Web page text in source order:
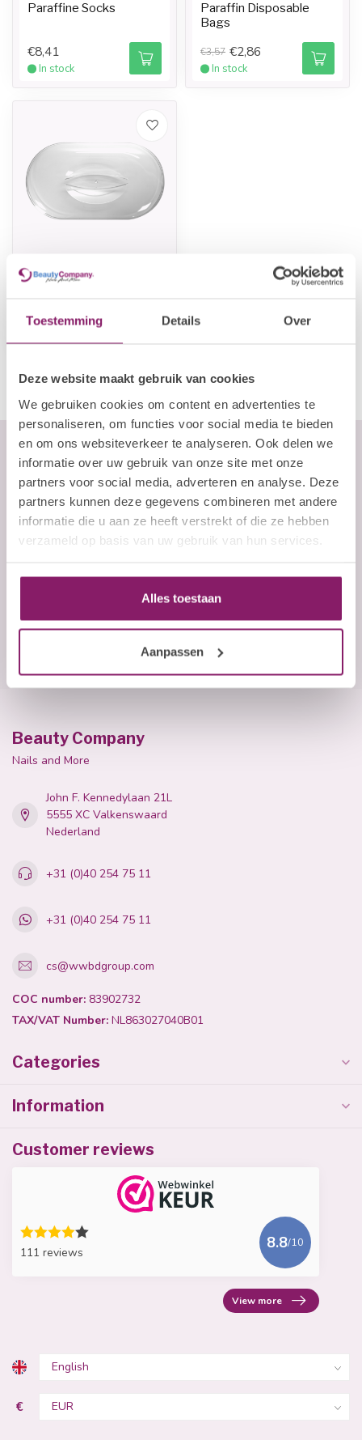
Toestemming Details Over
Deze website maakt gebruik van cookies
We gebruiken cookies om content en advertenties te
personaliseren, om functies voor social media te bieden
en om ons websiteverkeer te analyseren. Ook delen we
informatie over uw gebruik van onze site met onze
partners voor social media, adverteren en analyse. Deze
partners kunnen deze gegevens combineren met andere
informatie die u aan ze heeft verstrekt of die ze hebben
verzameld op basis van uw gebruik van hun services.
Alles toestaan
Aanpassen
Paraffine Socks
€8,41
In stock
Paraffin Disposable
Bags
€3,57 €2,86
In stock
BEAUTY COMPANY
€7,20
Abonneer je op onze nieuwsbrief
Blijf op de hoogte over onze laatste acties
E-mailadres
Abonneer
Beauty Company
Nails and More
John F. Kennedylaan 21L
5555 XC Valkenswaard
Nederland
+31 (0)40 254 75 11
+31 (0)40 254 75 11
cs@wwbdgroup.com
COC number: 83902732
TAX/VAT Number: NL863027040B01
Categories
Information
Customer reviews
111 reviews
8.8/10
View more
€